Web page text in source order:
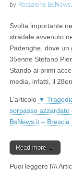
by Redazione
Svolta importante
stradale avvenuto
Padenghe, dove
35enne Stefano
Stando ai primi
media, infatti, il
L’articolo ▼
sorpasso
BsNews.it – Brescia
Read more →
Puoi leggere